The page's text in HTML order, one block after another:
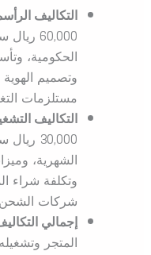
التكاليف
60,000
الحكومية،
وتصميم
مستلزمات
التكاليف
30,000
الشهرية،
وتكلفة شراء
شركات الشحن
إجمالي
المتجر